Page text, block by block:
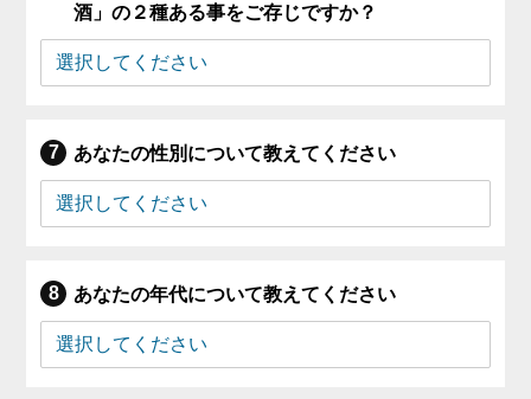
酒」の２種ある事をご存じですか？
あなたの性別について教えてください
あなたの年代について教えてください